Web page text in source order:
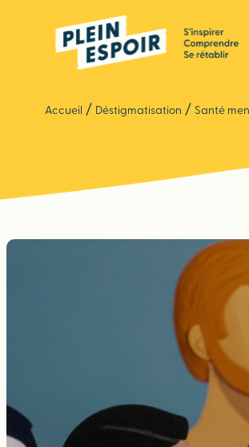
Accueil / Déstigmatisation / Santé